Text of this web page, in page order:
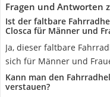
Fragen und Antworten
Ist der faltbare
Closca für Männer und
Ja, dieser faltbare
sich für Männer und
Kann man den
verstauen?